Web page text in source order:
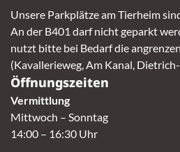
Unsere Parkplätze am Tierheim
An der B401 darf nicht geparkt
nutzt bitte bei Bedarf die
(Kavallerieweg, Am Kanal,
Öffnungszeiten
Vermittlung
Mittwoch – Sonntag
14:00 – 16:30 Uhr